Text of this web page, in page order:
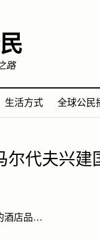
路
生活方式 全球公民
尔代夫兴建
酒店品…